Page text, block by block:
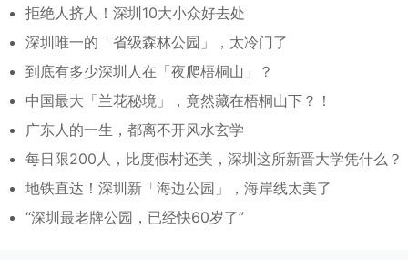
拒绝人挤人！深圳10大小众好去处
深圳唯一的「省级森林公园」，太冷门了
到底有多少深圳人在「夜爬梧桐山」？
中国最大「兰花秘境」，竟然藏在梧桐山下？！
广东人的一生，都离不开风水玄学
每日限200人，比度假村还美，深圳这所新晋大学凭什么？
地铁直达！深圳新「海边公园」，海岸线太美了
“深圳最老牌公园，已经快60岁了”